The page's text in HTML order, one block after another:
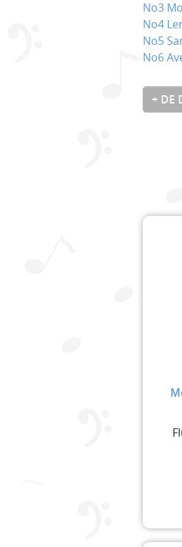
No3
No4
No5
No6
+ DE